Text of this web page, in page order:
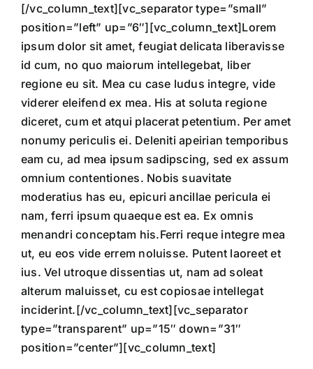
[/vc_column_text][vc_separator type=”small”
position=”left” up=”6″][vc_column_text]Lorem
ipsum dolor sit amet, feugiat delicata liberavisse
id cum, no quo maiorum intellegebat, liber
regione eu sit. Mea cu case ludus integre, vide
viderer eleifend ex mea. His at soluta regione
diceret, cum et atqui placerat petentium. Per amet
nonumy periculis ei. Deleniti apeirian temporibus
eam cu, ad mea ipsum sadipscing, sed ex assum
omnium contentiones. Nobis suavitate
moderatius has eu, epicuri ancillae pericula ei
nam, ferri ipsum quaeque est ea. Ex omnis
menandri conceptam his.Ferri reque integre mea
ut, eu eos vide errem noluisse. Putent laoreet et
ius. Vel utroque dissentias ut, nam ad soleat
alterum maluisset, cu est copiosae intellegat
inciderint.[/vc_column_text][vc_separator
type=”transparent” up=”15″ down=”31″
position=”center”][vc_column_text]